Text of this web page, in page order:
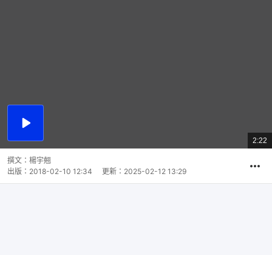
播
總
共
2:22
撰文： 楊宇翹
出版： 2018-02-10 12:34 更新： 2025-02-12 13:29